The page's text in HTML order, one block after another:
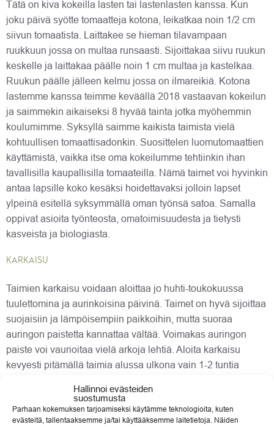
Hallinnoi evästeiden
suostumusta
Parhaan kokemuksen tarjoamiseksi käytämme teknologioita, kuten
evästeitä, tallentaaksemme ja/tai käyttääksemme laitetietoja. Näiden
Tätä on kiva kokeilla lasten tai lastenlasten kanssa. Kun
joku päivä syötte tomaatteja kotona, leikatkaa noin 1/2 cm
siivun tomaatista. Laittakee se hieman tilavampaan
ruukkuun jossa on multaa runsaasti. Sijoittakaa siivu ruukun
keskelle ja laittakaa päälle noin 1 cm multaa ja kastelkaa.
Ruukun päälle jälleen kelmu jossa on ilmareikiä. Kotona
lastemme kanssa teimme keväällä 2018 vastaavan kokeilun
ja saimmekin aikaiseksi 8 hyvää tainta jotka myöhemmin
koulumimme. Syksyllä saimme kaikista taimista vielä
kohtuullisen tomaattisadonkin. Suosittelen luomutomaattien
käyttämistä, vaikka itse oma kokeilumme tehtiinkin ihan
tavallisilla kaupallisilla tomaateilla. Nämä taimet voi hyvinkin
antaa lapsille koko kesäksi hoidettavaksi jolloin lapset
ylpeinä esitellä syksymmällä oman työnsä satoa. Samalla
oppivat asioita työnteosta, omatoimisuudesta ja tietysti
kasveista ja biologiasta.
KARKAISU
Taimien karkaisu voidaan aloittaa jo huhti-toukokuussa
tuulettomina ja aurinkoisina päivinä. Taimet on hyvä sijoittaa
suojaisiin ja lämpöisempiin paikkoihin, mutta suoraa
auringon paistetta kannattaa vältää. Voimakas auringon
paiste voi vaurioitaa vielä arkoja lehtiä. Aloita karkaisu
kevyesti pitämällä taimia alussa ulkona vain 1-2 tuntia
huolehtia kastelusta, sillä aurinko ja tuuli kuivattavat pienet
ruukut yllättävän nopeasti.